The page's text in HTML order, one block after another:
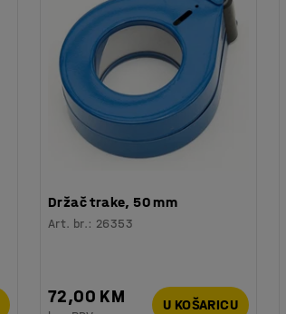
Držač trake, 50 mm
Art. br.: 26353
72,00 KM U KOŠARICU